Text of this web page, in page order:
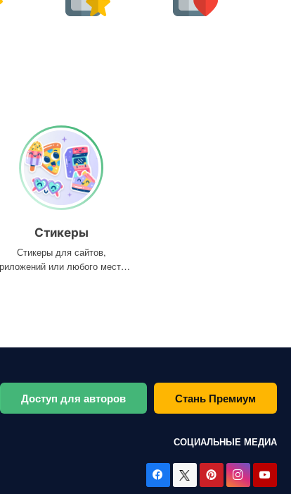
Стикеры
Стикеры для сайтов,
или любого места,
Доступ для авторов Стань Премиум
СОЦИАЛЬНЫЕ МЕДИА